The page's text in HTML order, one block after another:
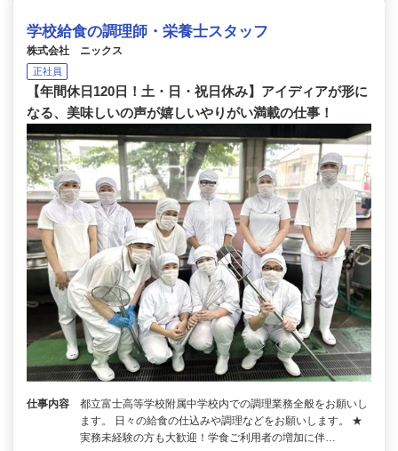
学校給食の調理師・栄養士スタッフ
株式会社 ニックス
正社員
【年間休日120日！土・日・祝日休み】アイディアが形に
なる、美味しいの声が嬉しいやりがい満載の仕事！
仕事内容
都立富士高等学校附属中学校内での調理業務全般をお願いし
ます。 日々の給食の仕込みや調理などをお願いします。 ★
実務未経験の方も大歓迎！学食ご利用者の増加に伴…